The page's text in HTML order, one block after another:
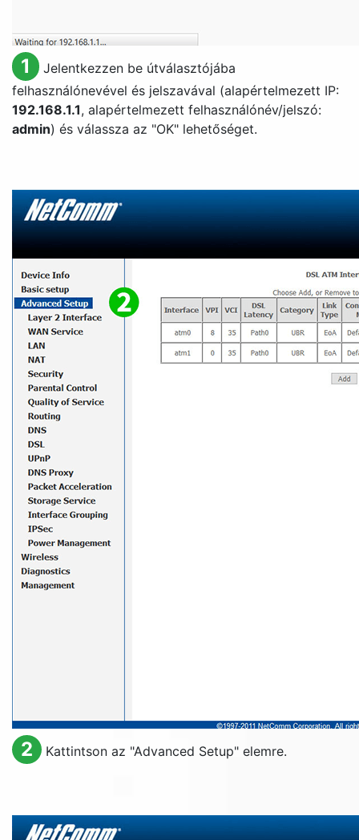
1
Jelentkezzen be útválasztójába
felhasználónevével és jelszavával (alapértelmezett IP:
192.168.1.1, alapértelmezett felhasználónév/jelszó:
admin) és válassza az "OK" lehetőséget.
2 Kattintson az "Advanced Setup" elemre.